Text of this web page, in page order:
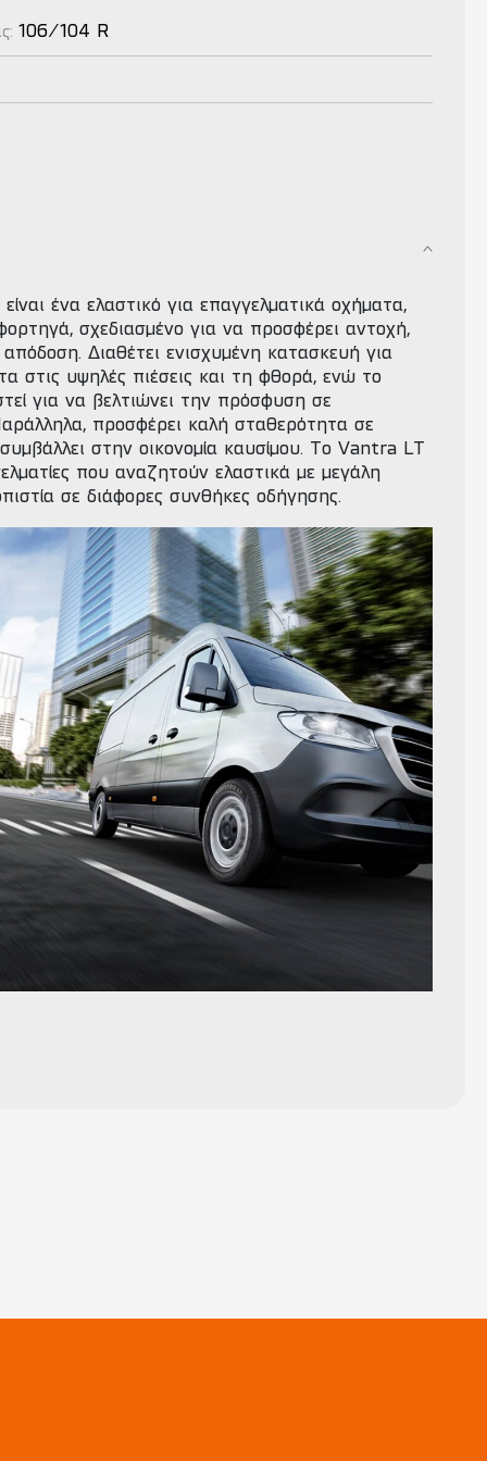
106/104 R
είναι ένα ελαστικό για επαγγελματικά οχήματα,
σχεδιασμένο για να προσφέρει αντοχή,
Διαθέτει ενισχυμένη κατασκευή για
στις υψηλές πιέσεις και τη φθορά, ενώ το
για να βελτιώνει την πρόσφυση σε
προσφέρει καλή σταθερότητα σε
στην οικονομία καυσίμου. Το Vantra LT
που αναζητούν ελαστικά με μεγάλη
σε διάφορες συνθήκες οδήγησης.